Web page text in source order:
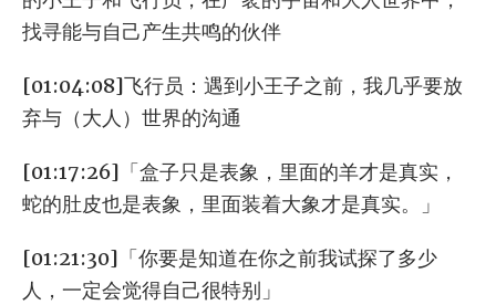
找寻能与自己产生共鸣的伙伴
[01:04:08]飞行员：遇到小王子之前，我几乎要放
弃与（大人）世界的沟通
[01:17:26]「盒子只是表象，里面的羊才是真实，
蛇的肚皮也是表象，里面装着大象才是真实。」
[01:21:30]「你要是知道在你之前我试探了多少
人，一定会觉得自己很特别」